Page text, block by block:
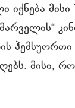
მისი
მისი,